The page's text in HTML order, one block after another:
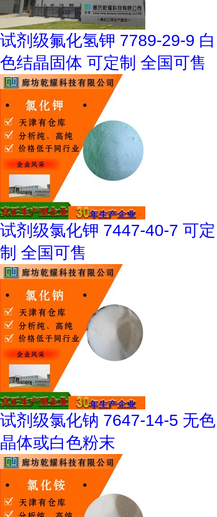
试剂级氟化氢钾 7789-29-9 白
色结晶固体 可定制 全国可售
试剂级氯化钾 7447-40-7 可定
制 全国可售
试剂级氯化钠 7647-14-5 无色
晶体或白色粉末